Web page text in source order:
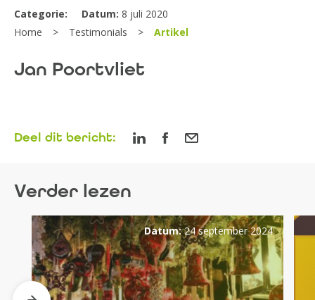
Categorie: Datum: 8 juli 2020
Home
Testimonials Artikel
Jan Poortvliet
Deel dit bericht:
Verder lezen
Datum:24 september 2024